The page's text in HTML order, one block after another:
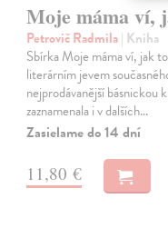
Moje máma ví,
Petrovič Radmila| Kniha
Sbírka Moje máma ví, jak
literárním jevem
nejprodávanější básnickou
zaznamenala i v dalších…
Zasielame do 14 dní
11,80 €